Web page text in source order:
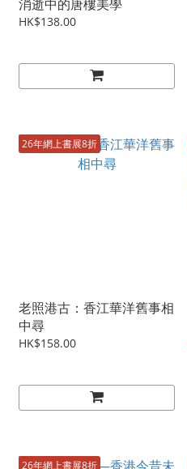
消逝中的唐樓美學
HK$138.00
26年網上書展8折
老照港古：香江華洋舊事相
中尋
HK$158.00
26年網上書展8折